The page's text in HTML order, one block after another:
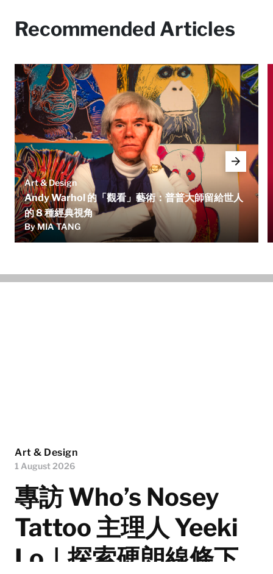
Recommended Articles
Art & Design
Andy Warhol 的「觀看」藝術：普普大師留給世人
的 8 種經典視角
By MIA TANG
Art & Design
1 August 2026
專訪 Who’s Nosey
Tattoo 主理人 Yeeki
Lo｜探索硬朗線條下